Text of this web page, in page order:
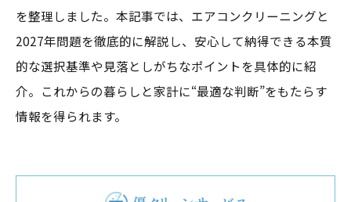
を整理しました。本記事では、エアコンクリーニングと
2027年問題を徹底的に解説し、安心して納得できる本質
的な選択基準や見落としがちなポイントを具体的に紹
介。これからの暮らしと家計に“最適な判断”をもたらす
情報を得られます。